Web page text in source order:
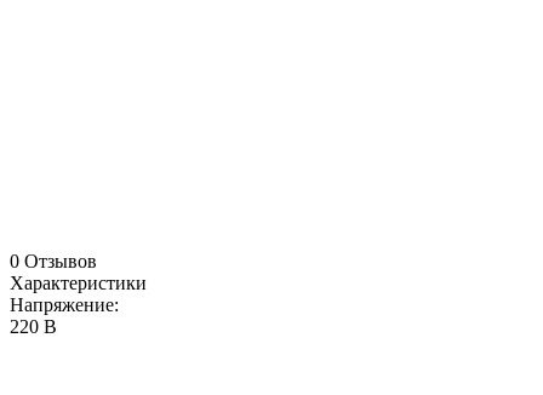
0 Отзывов
Характеристики
Напряжение:
220 В